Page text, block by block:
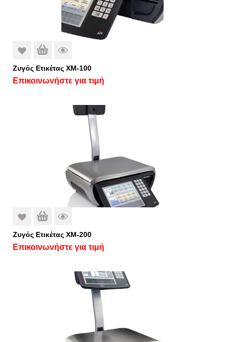
Ζυγός Ετικέτας ΧM-100
Επικοινωνήστε για τιμή
Ζυγός Ετικέτας ΧM-200
Επικοινωνήστε για τιμή